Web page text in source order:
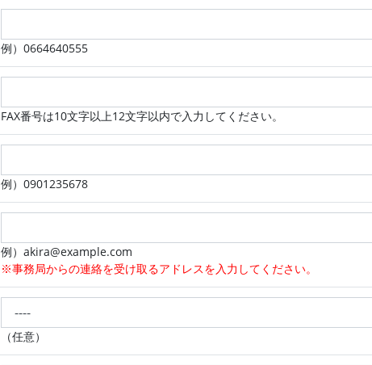
例）0664640555
FAX番号は10文字以上12文字以内で入力してください。
例）0901235678
例）akira@example.com
※事務局からの連絡を受け取るアドレスを入力してください。
（任意）